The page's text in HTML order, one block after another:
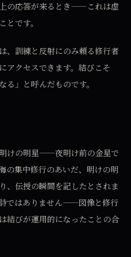
の応答が来るとき——これは虚
とです。
、訓練と反射にのみ頼る修行者
アクセスできます。結びこそ
る」と呼んだものです。
けの明星——夜明け前の金星で
の集中修行のあいだ、明けの明
、伝授の瞬間を記したとされま
ではありません——図像と修行
結びが運用的になったことの合